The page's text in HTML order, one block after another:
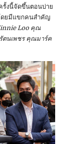
รั้งนี้จัดขึ้นตอนบ่าย
ดยมีแขกคนสำคัญ
Loo คุณ
นเพชร คุณมาร์ค